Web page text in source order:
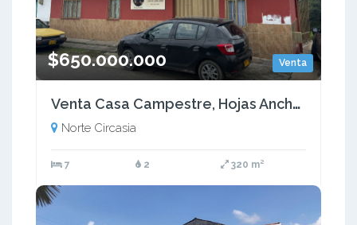
Venta
$650.000.000
Venta Casa Campestre, Hojas Anchas Circasia Quindío (COL) COD: 8577067
Norte Circasia
7 2 320 m²